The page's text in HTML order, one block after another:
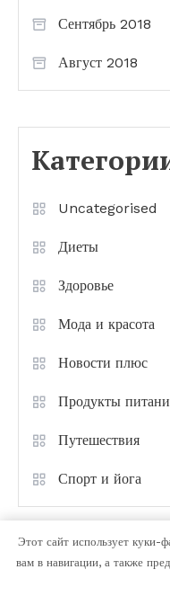
Сентябрь 2018
Август 2018
Uncategorised
Диеты
Здоровье
Мода и красота
Новости плюс
Продукты
Путешествия
Спорт и йога
Тема:
Этот сайт использует куки-
вам в навигации, а также